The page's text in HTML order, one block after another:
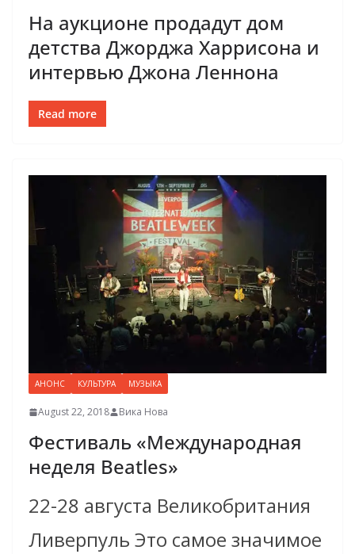
На аукционе продадут дом
детства Джорджа Харрисона и
интервью Джона Леннона
Read more
АНОНС КУЛЬТУРА МУЗЫКА
August 22, 2018 Вика Нова
Фестиваль «Международная
неделя Beatles»
22-28 августа Великобритания
Ливерпуль Это самое значимое